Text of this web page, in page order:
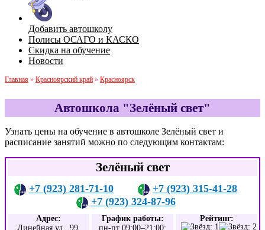
Добавить автошколу
Полисы ОСАГО и КАСКО
Скидка на обучение
Новости
Главная » Красноярский край » Красноярск
Автошкола "Зелёный свет"
Узнать цены на обучение в автошколе Зелёный свет и
расписание занятий можно по следующим контактам:
Зелёный свет
+7 (923) 281-71-10
+7 (923) 315-41-28
+7 (923) 324-87-96
Адрес:
Линейная ул., 99,
График работы:
пн-пт 09:00–21:00;
Рейтинг: